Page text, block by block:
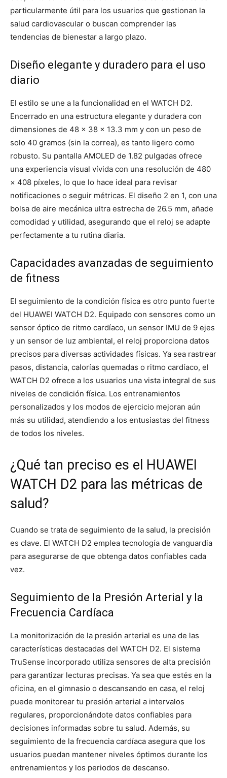
particularmente útil para los usuarios que gestionan la
salud cardiovascular o buscan comprender las
tendencias de bienestar a largo plazo.
Diseño elegante y duradero para el uso
diario
El estilo se une a la funcionalidad en el WATCH D2.
Encerrado en una estructura elegante y duradera con
dimensiones de 48 × 38 × 13.3 mm y con un peso de
solo 40 gramos (sin la correa), es tanto ligero como
robusto. Su pantalla AMOLED de 1.82 pulgadas ofrece
una experiencia visual vívida con una resolución de 480
× 408 píxeles, lo que lo hace ideal para revisar
notificaciones o seguir métricas. El diseño 2 en 1, con una
bolsa de aire mecánica ultra estrecha de 26.5 mm, añade
comodidad y utilidad, asegurando que el reloj se adapte
perfectamente a tu rutina diaria.
Capacidades avanzadas de seguimiento
de fitness
El seguimiento de la condición física es otro punto fuerte
del HUAWEI WATCH D2. Equipado con sensores como un
sensor óptico de ritmo cardíaco, un sensor IMU de 9 ejes
y un sensor de luz ambiental, el reloj proporciona datos
precisos para diversas actividades físicas. Ya sea rastrear
pasos, distancia, calorías quemadas o ritmo cardíaco, el
WATCH D2 ofrece a los usuarios una vista integral de sus
niveles de condición física. Los entrenamientos
personalizados y los modos de ejercicio mejoran aún
más su utilidad, atendiendo a los entusiastas del fitness
de todos los niveles.
¿Qué tan preciso es el HUAWEI
WATCH D2 para las métricas de
salud?
Cuando se trata de seguimiento de la salud, la precisión
es clave. El WATCH D2 emplea tecnología de vanguardia
para asegurarse de que obtenga datos confiables cada
vez.
Seguimiento de la Presión Arterial y la
Frecuencia Cardíaca
La monitorización de la presión arterial es una de las
características destacadas del WATCH D2. El sistema
TruSense incorporado utiliza sensores de alta precisión
para garantizar lecturas precisas. Ya sea que estés en la
oficina, en el gimnasio o descansando en casa, el reloj
puede monitorear tu presión arterial a intervalos
regulares, proporcionándote datos confiables para
decisiones informadas sobre tu salud. Además, su
seguimiento de la frecuencia cardíaca asegura que los
usuarios puedan mantener niveles óptimos durante los
entrenamientos y los periodos de descanso.